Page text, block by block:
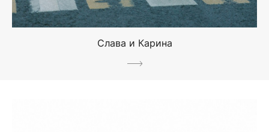
Слава и Карина